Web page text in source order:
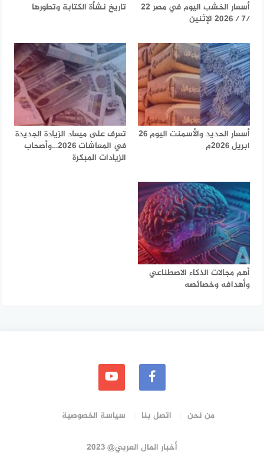
أسعار الخشب اليوم في مصر 22
/7 / 2026 الإثنين
تاريخ نشأة الكتابة وتطورها
أسعار الحديد والأسمنت اليوم 26
ابريل 2026م
تعرف على ميعاد الزيادة الجديدة
في المعاشات 2026…وأصحاب
الزيادات المبكرة
أهم مجالات الذكاء الاصطناعي
وأهدافه وخصائصه
من نحن اتصل بنا سياسة الخصوصية
أخبار المال العربي@ 2023